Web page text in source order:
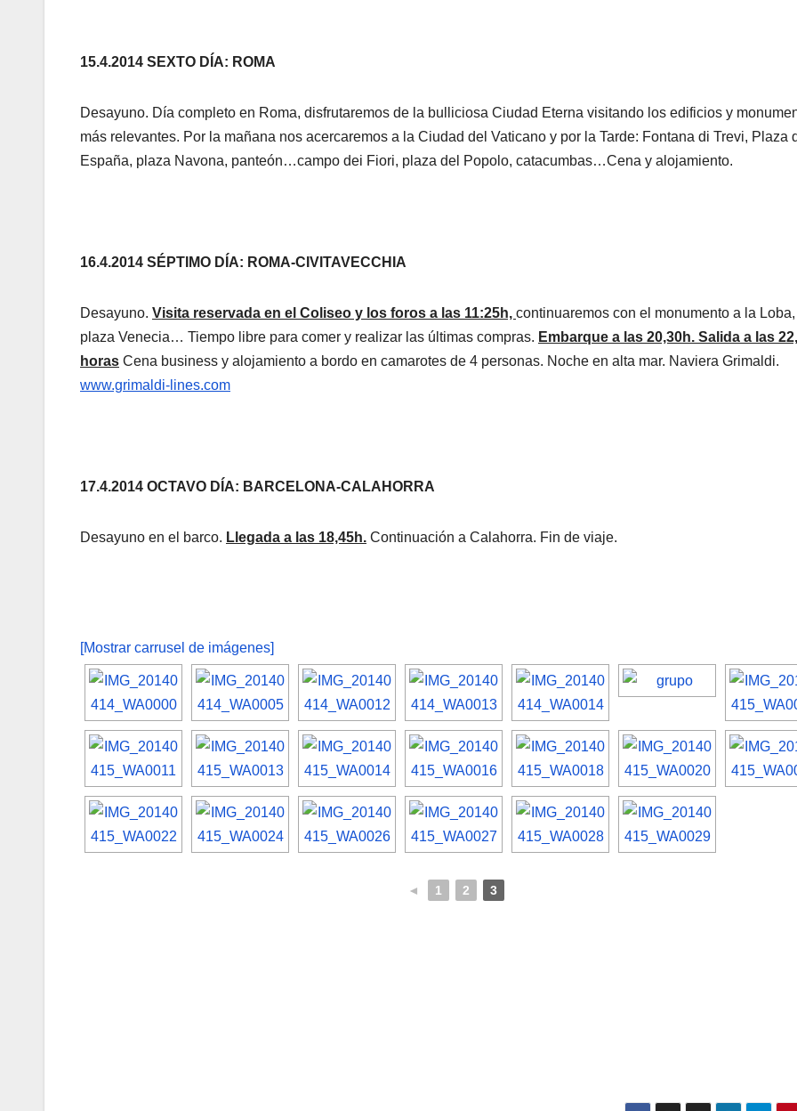
15.4.2014 SEXTO DÍA: ROMA
Desayuno. Día completo en Roma, disfrutaremos de la bulliciosa Ciudad Eterna visitando los edificios y
más relevantes. Por la mañana nos acercaremos a la Ciudad del Vaticano y por la Tarde: Fontana di Trevi, Plaza
España, plaza Navona, panteón…campo dei Fiori, plaza del Popolo, catacumbas…Cena y alojamiento.
16.4.2014 SÉPTIMO DÍA: ROMA-CIVITAVECCHIA
Desayuno. Visita reservada en el Coliseo y los foros a las 11:25h, continuaremos con el monumento a la Loba,
plaza Venecia… Tiempo libre para comer y realizar las últimas compras. Embarque a las 20,30h. Salida a las
horas Cena business y alojamiento a bordo en camarotes de 4 personas. Noche en alta mar. Naviera Grimaldi.
www.grimaldi-lines.com
17.4.2014 OCTAVO DÍA: BARCELONA-CALAHORRA
Desayuno en el barco. Llegada a las 18,45h. Continuación a Calahorra. Fin de viaje.
[Mostrar carrusel de imágenes]
◄ 1 2 3